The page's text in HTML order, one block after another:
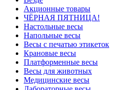
Акционные товары
ЧЁРНАЯ ПЯТНИЦА!
Настольные весы
Напольные весы
Весы с печатью этикеток
Крановые весы
Платформенные весы
Весы для животных
Медицинские весы